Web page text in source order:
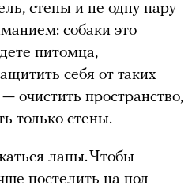
стены и не одну пару
собаки это
питомца,
себя от таких
очистить пространство,
только стены.
лапы. Чтобы
постелить на пол